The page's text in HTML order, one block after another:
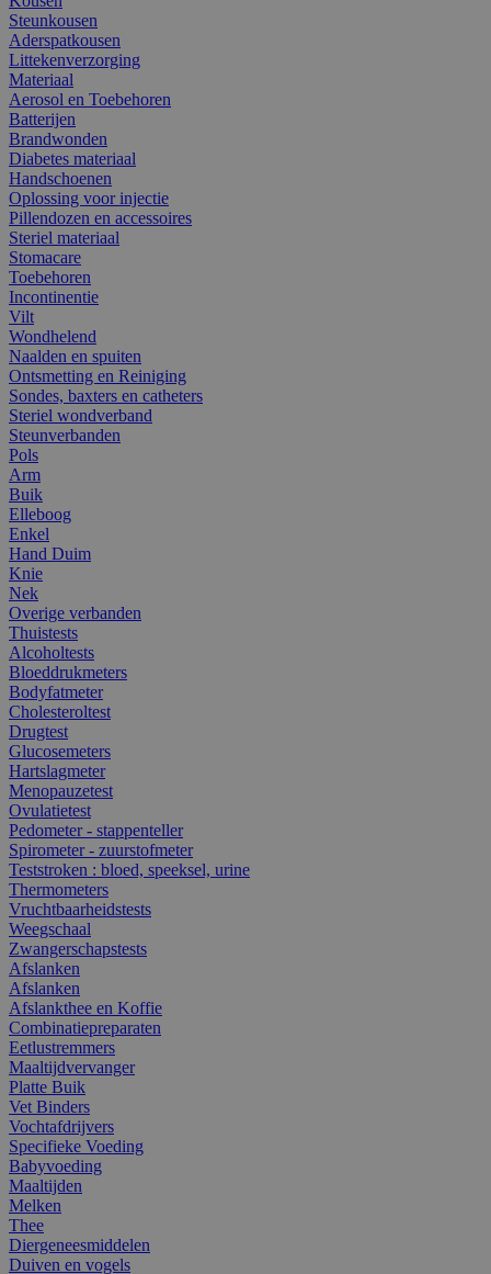
Steunkousen
Aderspatkousen
Littekenverzorging
Materiaal
Aerosol en Toebehoren
Batterijen
Brandwonden
Diabetes materiaal
Handschoenen
Oplossing voor injectie
Pillendozen en accessoires
Steriel materiaal
Stomacare
Toebehoren
Incontinentie
Vilt
Wondhelend
Naalden en spuiten
Ontsmetting en Reiniging
Sondes, baxters en catheters
Steriel wondverband
Steunverbanden
Pols
Arm
Buik
Elleboog
Enkel
Hand Duim
Knie
Nek
Overige verbanden
Thuistests
Alcoholtests
Bloeddrukmeters
Bodyfatmeter
Cholesteroltest
Drugtest
Glucosemeters
Hartslagmeter
Menopauzetest
Ovulatietest
Pedometer - stappenteller
Spirometer - zuurstofmeter
Teststroken : bloed, speeksel, urine
Thermometers
Vruchtbaarheidstests
Weegschaal
Zwangerschapstests
Afslanken
Afslanken
Afslankthee en Koffie
Combinatiepreparaten
Eetlustremmers
Maaltijdvervanger
Platte Buik
Vet Binders
Vochtafdrijvers
Specifieke Voeding
Babyvoeding
Maaltijden
Melken
Thee
Diergeneesmiddelen
Duiven en vogels